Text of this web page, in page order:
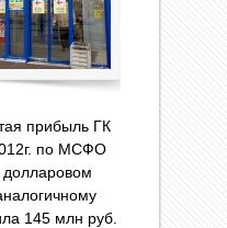
прибыль ГК
по МСФО
долларовом
145 млн руб.